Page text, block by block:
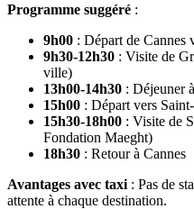
Programme suggéré :
9h00 : Départ de Cannes
9h30-12h30 : Visite de
ville)
13h00-14h30 : Déjeuner
15h00 : Départ vers
15h30-18h00 : Visite de
Fondation Maeght)
18h30 : Retour à Cannes
Avantages avec taxi : Pas de
attente à chaque destination.